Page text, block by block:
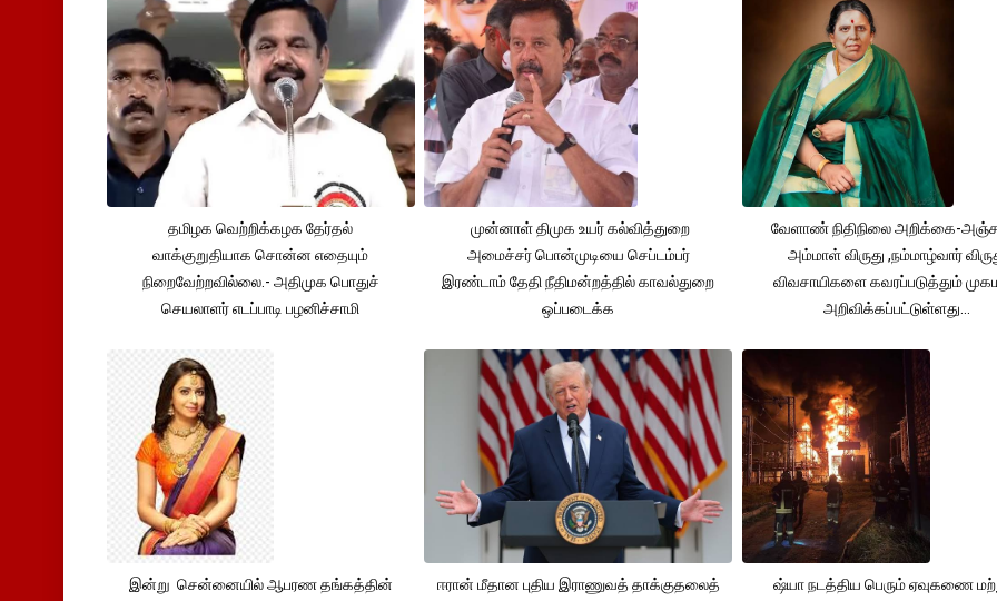
தமிழக வெற்றிக்கழக தேர்தல்
வாக்குறுதியாக சொன்ன எதையும்
நிறைவேற்றவில்லை.- அதிமுக பொதுச்
செயலாளர் எடப்பாடி பழனிச்சாமி
முன்னாள் திமுக உயர் கல்வித்துறை
அமைச்சர் பொன்முடியை செப்டம்பர்
இரண்டாம் தேதி நீதிமன்றத்தில் காவல்துறை
ஒப்படைக்க
வேளாண் நிதிநிலை அறிக்கை-
அம்மாள் விருது ,நம்மாழ்வார்
விவசாயிகளை கவரப்படுத்தும்
அறிவிக்கப்பட்டுள்ளது...
இன்று சென்னையில் ஆபரண தங்கத்தின்
ஈரான் மீதான புதிய இராணுவத் தாக்குதலைத்
ஷ்யா நடத்திய பெரும் ஏவுகணை